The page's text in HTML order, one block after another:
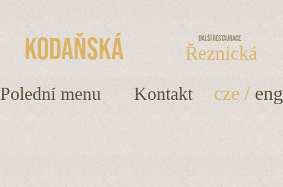
Kodaňská Další restaurace
Řeznická
Polední menu Kontakt cze / eng